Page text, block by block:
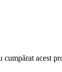
acest